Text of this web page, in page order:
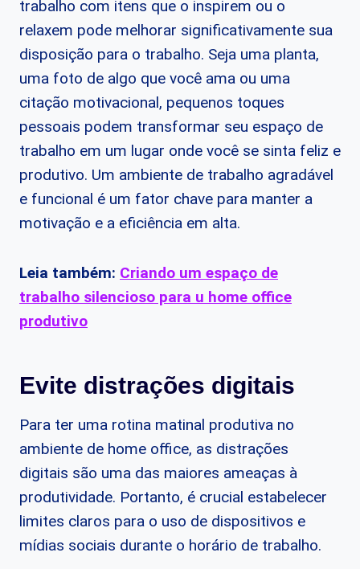
trabalho com itens que o inspirem ou o
relaxem pode melhorar significativamente sua
disposição para o trabalho. Seja uma planta,
uma foto de algo que você ama ou uma
citação motivacional, pequenos toques
pessoais podem transformar seu espaço de
trabalho em um lugar onde você se sinta feliz e
produtivo. Um ambiente de trabalho agradável
e funcional é um fator chave para manter a
motivação e a eficiência em alta.
Leia também: Criando um espaço de
trabalho silencioso para u home office
produtivo
Evite distrações digitais
Para ter uma rotina matinal produtiva no
ambiente de home office, as distrações
digitais são uma das maiores ameaças à
produtividade. Portanto, é crucial estabelecer
limites claros para o uso de dispositivos e
mídias sociais durante o horário de trabalho.